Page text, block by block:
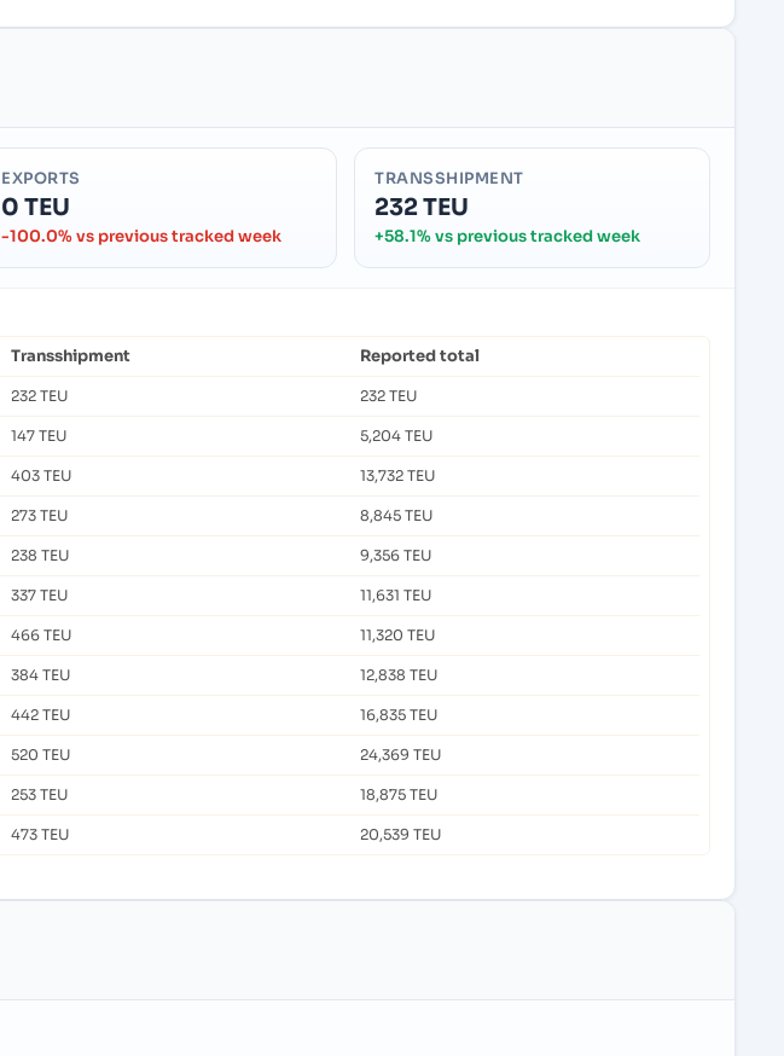
EXPORTS
0 TEU
-100.0% vs previous tracked week
TRANSSHIPMENT
232 TEU
+58.1% vs previous tracked week
Transshipment Reported total
232 TEU 232 TEU
147 TEU 5,204 TEU
403 TEU 13,732 TEU
273 TEU 8,845 TEU
238 TEU 9,356 TEU
337 TEU 11,631 TEU
466 TEU 11,320 TEU
384 TEU 12,838 TEU
442 TEU 16,835 TEU
520 TEU 24,369 TEU
253 TEU 18,875 TEU
473 TEU 20,539 TEU